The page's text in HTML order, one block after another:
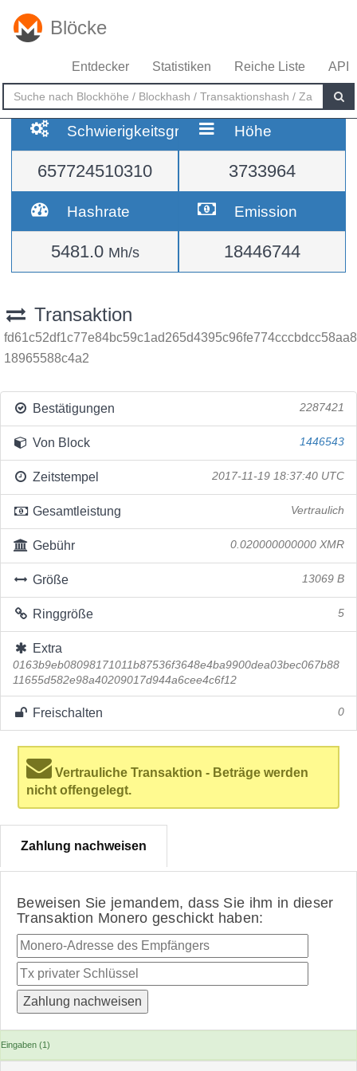
Blöcke
Entdecker Statistiken Reiche Liste API
Schwierigkeitsgrad
657724510310
Höhe
3733964
Hashrate
5481.0 Mh/s
Emission
18446744
Transaktion
fd61c52df1c77e84bc59c1ad265d4395c96fe774cccbdcc58aa8
18965588c4a2
Bestätigungen 2287421
Von Block 1446543
Zeitstempel 2017-11-19 18:37:40 UTC
Gesamtleistung Vertraulich
Gebühr 0.020000000000 XMR
Größe 13069 B
Ringgröße 5
Extra
0163b9eb08098171011b87536f3648e4ba9900dea03bec067b88
11655d582e98a40209017d944a6cee4c6f12
Freischalten 0
Vertrauliche Transaktion - Beträge werden
nicht offengelegt.
Zahlung nachweisen
Beweisen Sie jemandem, dass Sie ihm in dieser
Transaktion Monero geschickt haben:
Eingaben (1)